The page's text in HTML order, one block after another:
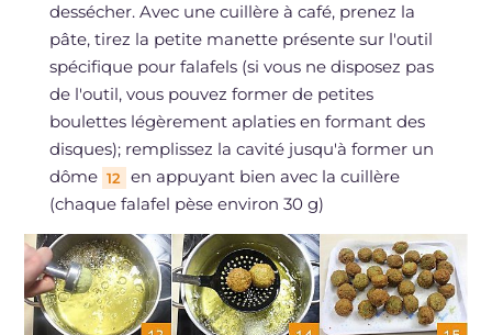
dessécher. Avec une cuillère à café, prenez la
pâte, tirez la petite manette présente sur l'outil
spécifique pour falafels (si vous ne disposez pas
de l'outil, vous pouvez former de petites
boulettes légèrement aplaties en formant des
disques); remplissez la cavité jusqu'à former un
dôme 12
en appuyant bien avec la cuillère
(chaque falafel pèse environ 30 g)